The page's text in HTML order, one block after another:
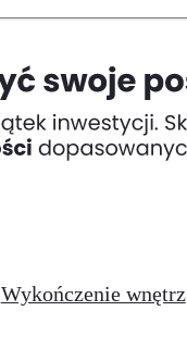
Wykończenie wnętrz